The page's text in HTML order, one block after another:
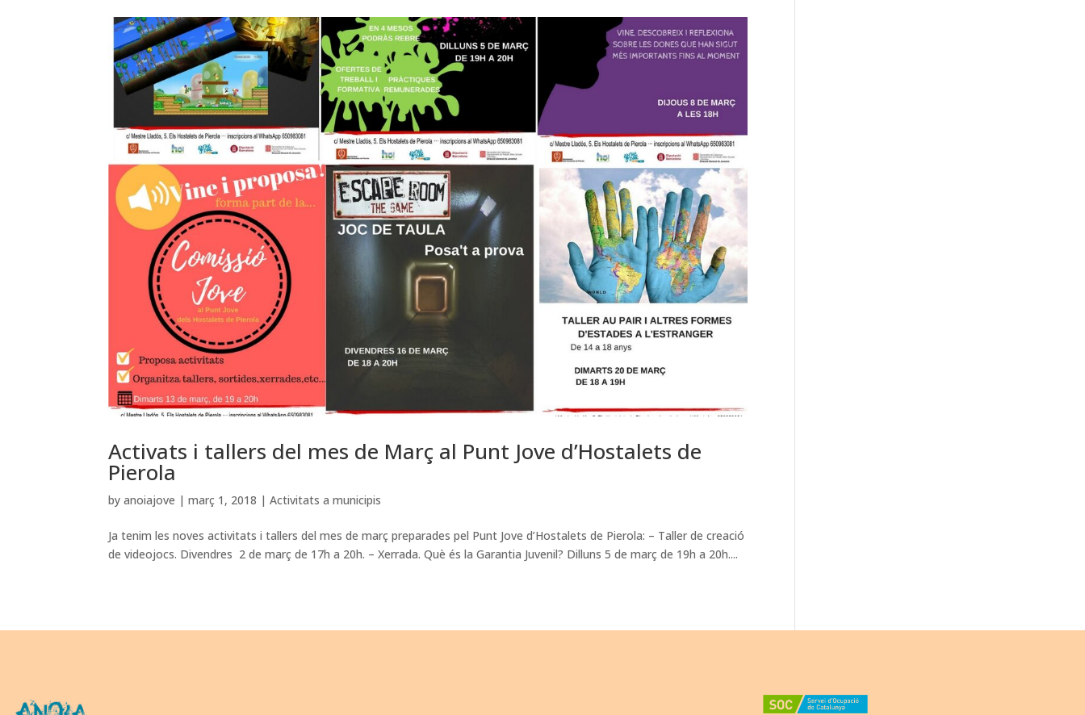
Activats i tallers del mes de Març al Punt Jove d’Hostalets de
Pierola
byanoiajove |març 1, 2018 |Activitats a municipis
Ja tenim les noves activitats i tallers del mes de març preparades pel Punt Jove d’Hostalets de Pierola: – Taller de creació
de videojocs. Divendres 2 de març de 17h a 20h. – Xerrada. Què és la Garantia Juvenil? Dilluns 5 de març de 19h a 20h....